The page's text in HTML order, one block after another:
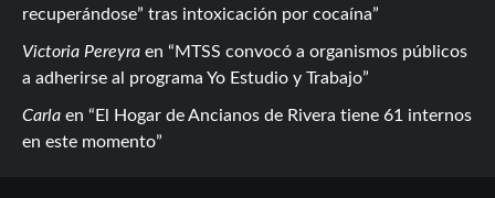
recuperándose” tras intoxicación por cocaína
Victoria Pereyra en
MTSS convocó a organismos públicos
a adherirse al programa Yo Estudio y Trabajo
Carla en
El Hogar de Ancianos de Rivera tiene 61 internos
en este momento